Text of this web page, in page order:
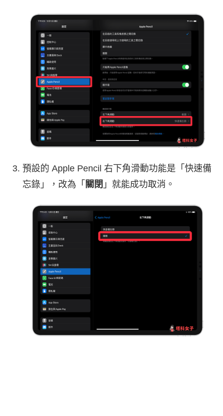
預設的 Apple Pencil 右下角滑動功能是「快速備
忘錄」，改為「 關閉 」就能成功取消。